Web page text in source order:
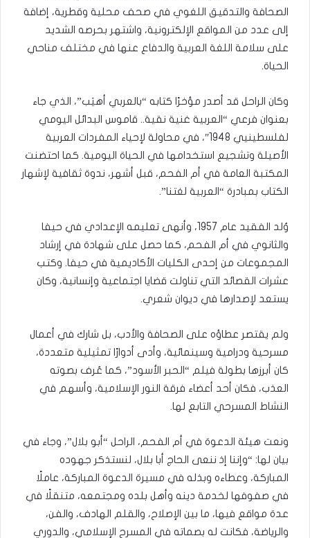
الصحافة والتدقيق اللغوي في صحف محلية وقطرية، إضافة
إلى عدد من المواقع الإلكترونية، واشتهر بحرصه الشديد
على سلامة اللغة العربية والدفاع عنها في مختلف مناحي
الحياة.
وكان الراحل قد أصدر مؤخرًا كتابه “بالعربي أهيَب”، الذي جاء
بعنوان فرعي “العربية غنية نقية.. قاموس البدائل اليومي
لفلسطينيي 1948″، في محاولة لإحياء المفردات العربية
الأصيلة وتشجيع استخدامها في الحياة اليومية. كما احتضنت
المكتبة العامة في أم الفحم، قبل أشهر، ندوة ثقافية لإشهار
الكتاب بمبادرة “العربية لغتنا”.
وُلد الفقيد عام 1957، وأنهى تعليمه الإعدادي في حيفا
والثانوي في أم الفحم، كما حصل على شهادة في إرشاد
المجموعات من إحدى الكليات الأكاديمية في حيفا. وكتب
عشرات القصائد التي تناولت قضايا اجتماعية وإنسانية، وكان
يستعد لإصدارها في ديوان شعري.
ولم يقتصر عطاؤه على الصحافة والأدب، بل شارك في أعمال
مسرحية ودرامية وسينمائية، وأدى أدوارًا تمثيلية متعددة،
كان أبرزها بطولة فيلم “الحبر الأسود”، كما عُرف بصوته
العذب، فكان أحد أعضاء فرقة النور الإسلامية، وأسهم في
النشاط المسرحي التابع لها.
ونعت هيئة الدعوة في أم الفحم، الراحل “أبو بلال”، وجاء في
بيان لها: “وإننا إذ ننعى الحاج أبا بلال، لنستذكر جهوده
المباركة، وعطاءه وبذله في مسيرة الدعوة المباركة، عاملًا
في صفوفها لخدمة دينه وأهل بلده ومجتمعه، متنقلًا في
عدة مواقع فيها، ما بين الإصلاح، والقلم الهادف، والفن،
والرياضة، فكانت له بصماته في المسرح الإسلامي، والدوري